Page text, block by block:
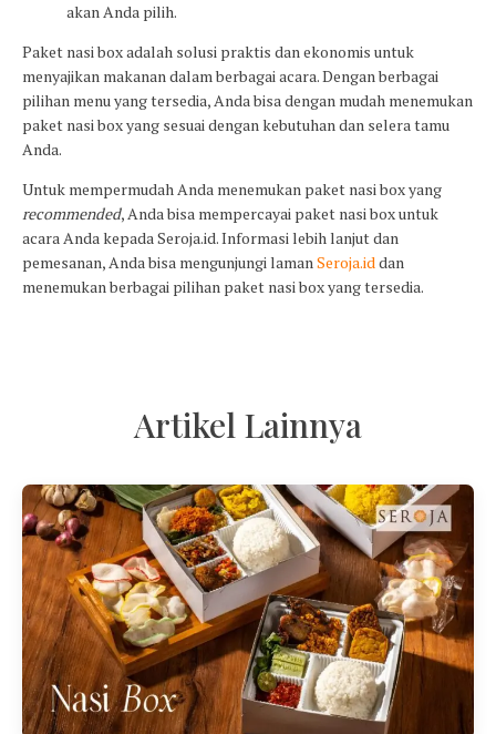
akan Anda pilih.
Paket nasi box adalah solusi praktis dan ekonomis untuk
menyajikan makanan dalam berbagai acara. Dengan berbagai
pilihan menu yang tersedia, Anda bisa dengan mudah menemukan
paket nasi box yang sesuai dengan kebutuhan dan selera tamu
Anda.
Untuk mempermudah Anda menemukan paket nasi box yang
recommended, Anda bisa mempercayai paket nasi box untuk
acara Anda kepada Seroja.id. Informasi lebih lanjut dan
pemesanan, Anda bisa mengunjungi lamanSeroja.iddan
menemukan berbagai pilihan paket nasi box yang tersedia.
Artikel Lainnya